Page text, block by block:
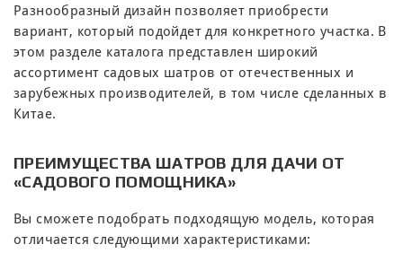
Разнообразный дизайн позволяет приобрести
вариант, который подойдет для конкретного участка. В
этом разделе каталога представлен широкий
ассортимент садовых шатров от отечественных и
зарубежных производителей, в том числе сделанных в
Китае.
ПРЕИМУЩЕСТВА ШАТРОВ ДЛЯ ДАЧИ ОТ
«САДОВОГО ПОМОЩНИКА»
Вы сможете подобрать подходящую модель, которая
отличается следующими характеристиками: